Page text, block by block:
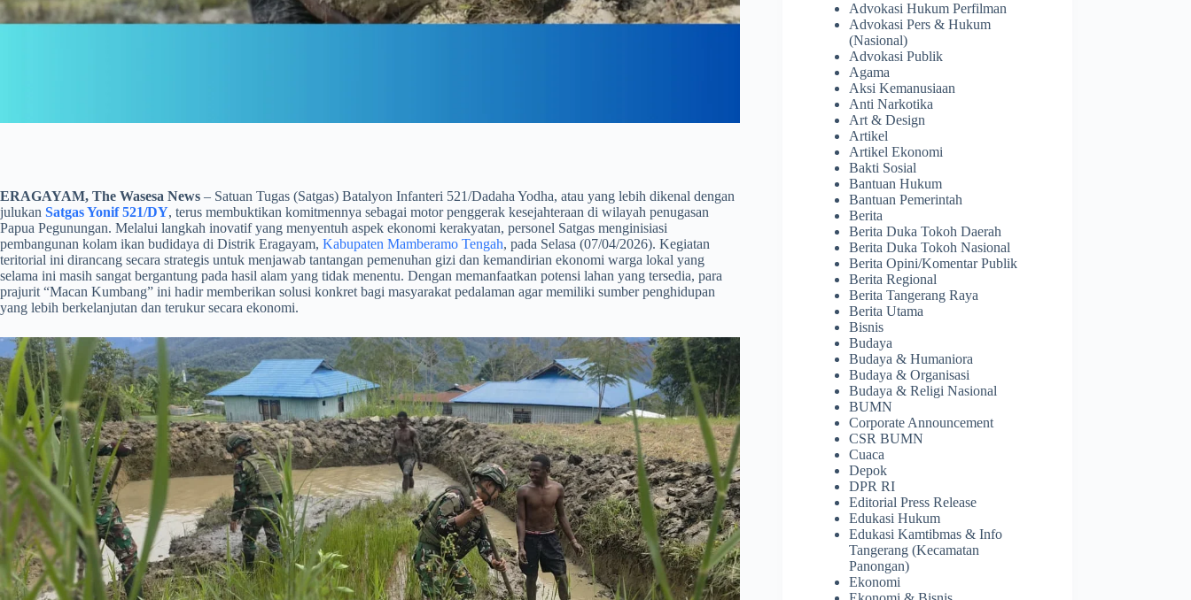
ERAGAYAM, The Wasesa News – Satuan Tugas (Satgas) Batalyon Infanteri 521/Dadaha Yodha, atau yang lebih dikenal dengan
julukan Satgas Yonif 521/DY, terus membuktikan komitmennya sebagai motor penggerak kesejahteraan di wilayah penugasan
Papua Pegunungan. Melalui langkah inovatif yang menyentuh aspek ekonomi kerakyatan, personel Satgas menginisiasi
pembangunan kolam ikan budidaya di Distrik Eragayam, Kabupaten Mamberamo Tengah, pada Selasa (07/04/2026). Kegiatan
teritorial ini dirancang secara strategis untuk menjawab tantangan pemenuhan gizi dan kemandirian ekonomi warga lokal yang
selama ini masih sangat bergantung pada hasil alam yang tidak menentu. Dengan memanfaatkan potensi lahan yang tersedia, para
prajurit “Macan Kumbang” ini hadir memberikan solusi konkret bagi masyarakat pedalaman agar memiliki sumber penghidupan
yang lebih berkelanjutan dan terukur secara ekonomi.
Advokasi Hukum Perfilman
Advokasi Pers & Hukum
(Nasional)
Advokasi Publik
Agama
Aksi Kemanusiaan
Anti Narkotika
Art & Design
Artikel
Artikel Ekonomi
Bakti Sosial
Bantuan Hukum
Bantuan Pemerintah
Berita
Berita Duka Tokoh Daerah
Berita Duka Tokoh Nasional
Berita Opini/Komentar Publik
Berita Regional
Berita Tangerang Raya
Berita Utama
Bisnis
Budaya
Budaya & Humaniora
Budaya & Organisasi
Budaya & Religi Nasional
BUMN
Corporate Announcement
CSR BUMN
Cuaca
Depok
DPR RI
Editorial Press Release
Edukasi Hukum
Edukasi Kamtibmas & Info
Tangerang (Kecamatan
Panongan)
Ekonomi